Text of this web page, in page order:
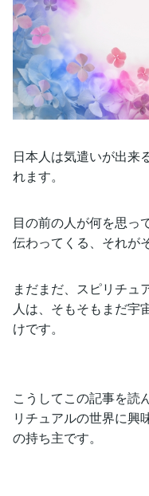
日本人は気遣いが出来
れます。
目の前の人が何を思っ
伝わってくる、それが
まだまだ、スピリチュ
人は、そもそもまだ宇
けです。
こうしてこの記事を読
リチュアルの世界に興
の持ち主です。